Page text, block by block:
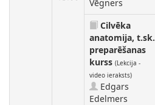
Vēgners
Cilvēka
anatomija, t.sk.
preparēšanas
kurss (Lekcija -
video ieraksts)
Edgars
Edelmers